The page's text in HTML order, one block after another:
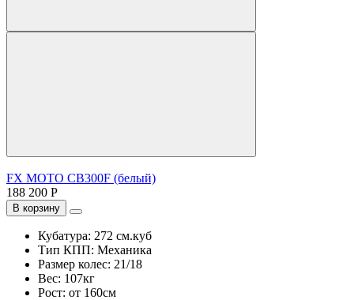
FX MOTO CB300F (белый)
188 200 Р
В корзину
Кубатура: 272 см.куб
Тип КПП: Механика
Размер колес: 21/18
Вес: 107кг
Рост: от 160см